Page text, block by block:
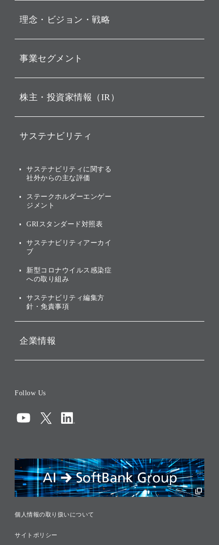
お知らせ
動画配信
理念・ビジョン・戦略
経営理念
ビジョン
戦略
バリュー
ソフトバンクグループの歩
[AI] What dreams are made
事業セグメント
ソフトバンク・ビジョン・
その他
グループ企業一覧
株主・投資家情報（IR）
IRカレンダー
業績・財務
アニュアルレポート
株主・投資家情報（IR）に
サステナビリティ
トップメッセージ
サステナビリティの考え方
ガバナンス
投資先のサステナビリティ
サステナビリティに関する
社外からの主な評価
ステークホルダーエンゲー
ジメント
GRIスタンダード対照表
サステナビリティアーカイ
ブ
新型コロナウイルス感染症
への取り組み
サステナビリティ編集方
針・免責事項
企業情報
コンプライアンス
リスクマネジメント
税務に対する取り組み
採用情報
Follow Us
個人情報の取り扱いについて
サイトポリシー